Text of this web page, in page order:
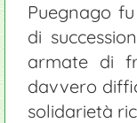
Puegnago
di
armate di
davvero
solidarietà